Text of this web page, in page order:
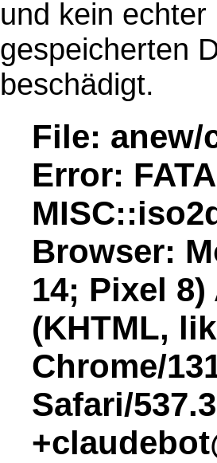
und kein
gespeicherten
beschädigt.
File: anew/
Error:
Browser:
14; Pixel
(KHTML,
Chrome/
Safari/